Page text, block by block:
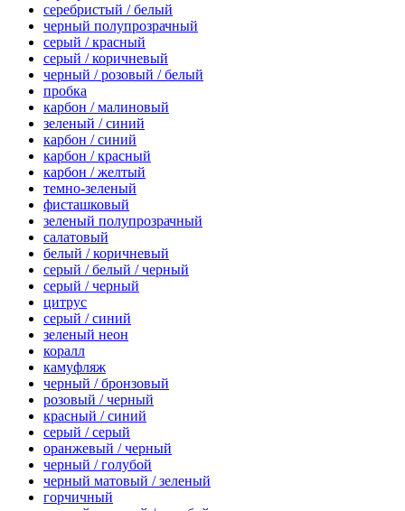
серебристый / белый
черный полупрозрачный
серый / красный
серый / коричневый
черный / розовый / белый
пробка
карбон / малиновый
зеленый / синий
карбон / синий
карбон / красный
карбон / желтый
темно-зеленый
фисташковый
зеленый полупрозрачный
салатовый
белый / коричневый
серый / белый / черный
серый / черный
цитрус
серый / синий
зеленый неон
коралл
камуфляж
черный / бронзовый
розовый / черный
красный / синий
серый / серый
оранжевый / черный
черный / голубой
черный матовый / зеленый
горчичный